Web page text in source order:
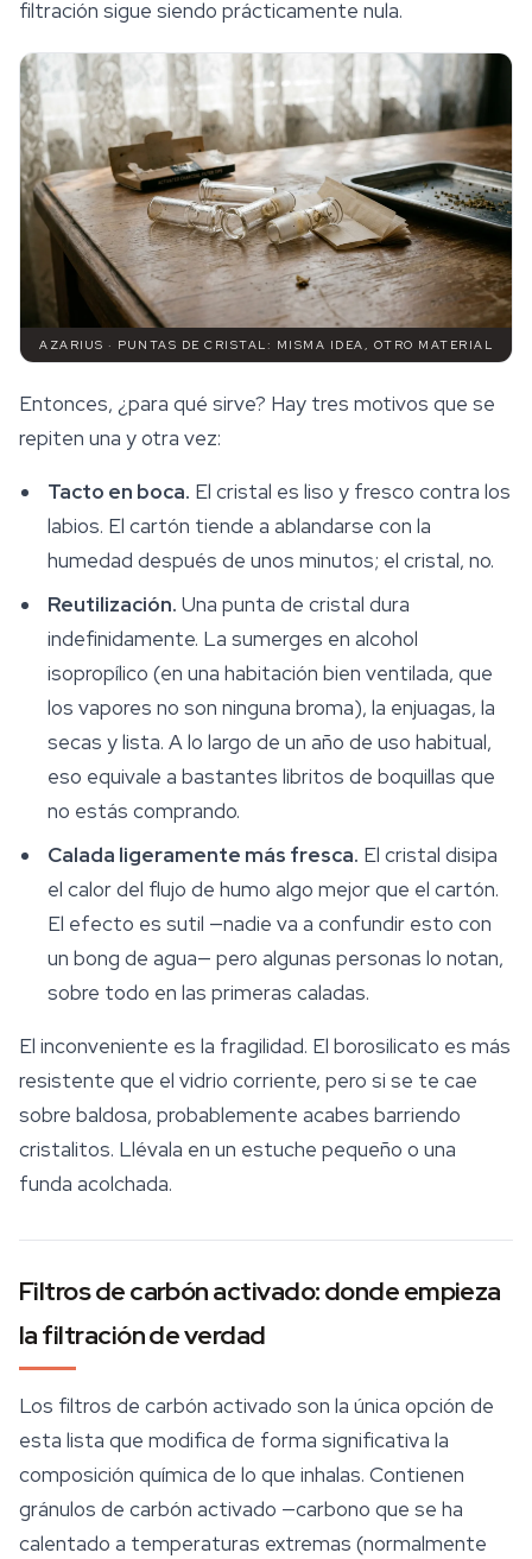
filtración sigue siendo prácticamente nula.
AZARIUS · PUNTAS DE CRISTAL: MISMA IDEA, OTRO MATERIAL
Entonces, ¿para qué sirve? Hay tres motivos que se
repiten una y otra vez:
Tacto en boca. El cristal es liso y fresco contra los
labios. El cartón tiende a ablandarse con la
humedad después de unos minutos; el cristal, no.
Reutilización. Una punta de cristal dura
indefinidamente. La sumerges en alcohol
isopropílico (en una habitación bien ventilada, que
los vapores no son ninguna broma), la enjuagas, la
secas y lista. A lo largo de un año de uso habitual,
eso equivale a bastantes libritos de boquillas que
no estás comprando.
Calada ligeramente más fresca. El cristal disipa
el calor del flujo de humo algo mejor que el cartón.
El efecto es sutil —nadie va a confundir esto con
un bong de agua— pero algunas personas lo notan,
sobre todo en las primeras caladas.
El inconveniente es la fragilidad. El borosilicato es más
resistente que el vidrio corriente, pero si se te cae
sobre baldosa, probablemente acabes barriendo
cristalitos. Llévala en un estuche pequeño o una
funda acolchada.
Filtros de carbón activado: donde empieza
la filtración de verdad
Los filtros de carbón activado son la única opción de
esta lista que modifica de forma significativa la
composición química de lo que inhalas. Contienen
gránulos de carbón activado —carbono que se ha
calentado a temperaturas extremas (normalmente